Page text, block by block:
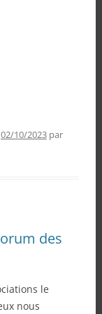
02/10/2023 par
des
le
nous